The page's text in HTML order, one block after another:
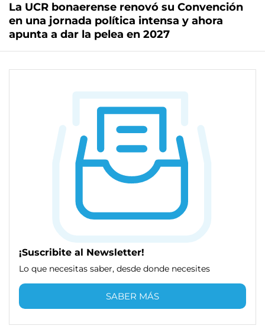
La UCR bonaerense renovó su Convención
en una jornada política intensa y ahora
apunta a dar la pelea en 2027
¡Suscribite al Newsletter!
Lo que necesitas saber, desde donde necesites
SABER MÁS